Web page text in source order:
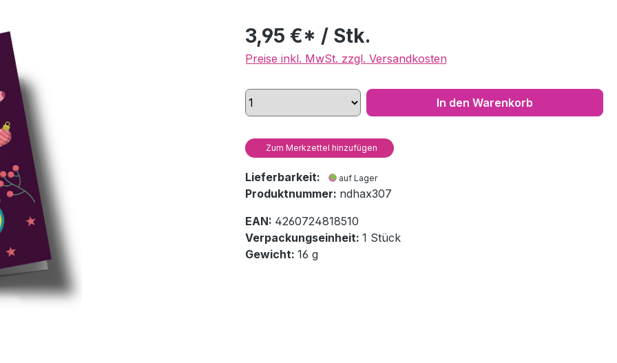
3,95 €* / Stk.
Preise inkl. MwSt. zzgl. Versandkosten
In den Warenkorb
Zum Merkzettel hinzufügen
Lieferbarkeit: auf Lager
Produktnummer: ndhax307
EAN: 4260724818510
Verpackungseinheit: 1 Stück
Gewicht: 16 g